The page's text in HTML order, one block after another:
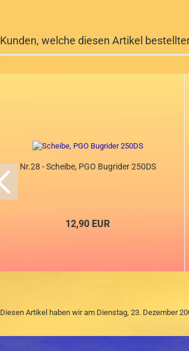
Kunden, welche diesen Artikel
Nr.28 - Scheibe, PGO Bugrider 250DS
12,90 EUR
Diesen Artikel haben wir am Dienstag, 23. Dezember